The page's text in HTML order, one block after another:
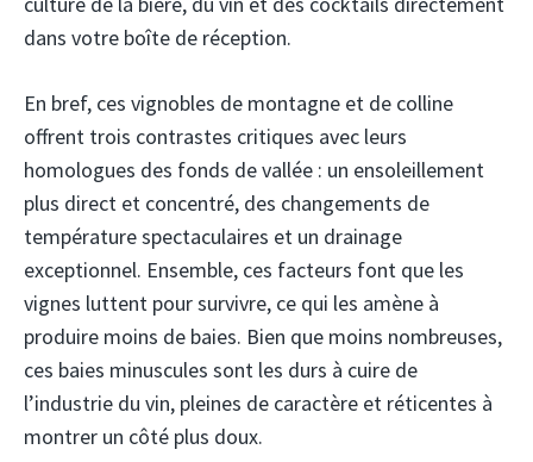
dans votre boîte de réception.
En bref, ces vignobles de montagne et de colline
offrent trois contrastes critiques avec leurs
homologues des fonds de vallée : un ensoleillement
plus direct et concentré, des changements de
température spectaculaires et un drainage
exceptionnel. Ensemble, ces facteurs font que les
vignes luttent pour survivre, ce qui les amène à
produire moins de baies. Bien que moins nombreuses,
ces baies minuscules sont les durs à cuire de
l’industrie du vin, pleines de caractère et réticentes à
montrer un côté plus doux.